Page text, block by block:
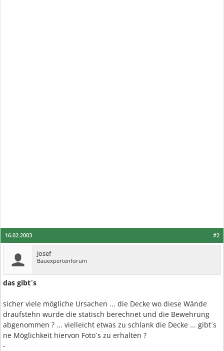
#2
16.02.2003
Josef
Bauexpertenforum
das gibt´s
sicher viele mögliche Ursachen ... die Decke wo diese Wände
draufstehn wurde die statisch berechnet und die Bewehrung
abgenommen ? ... vielleicht etwas zu schlank die Decke ... gibt´s
ne Möglichkeit hiervon Foto´s zu erhalten ?
-